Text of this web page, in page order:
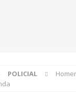
POLICIAL